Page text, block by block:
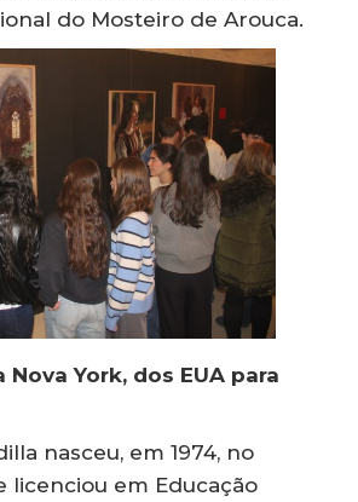
do Mosteiro de Arouca.
Nova York, dos EUA para
nasceu, em 1974, no
licenciou em Educação